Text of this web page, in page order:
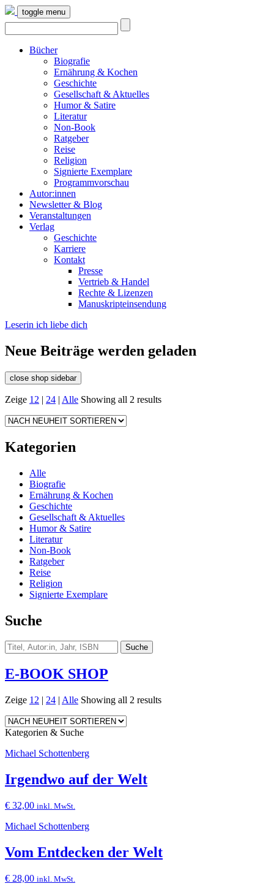
toggle menu
Bücher
Biografie
Ernährung & Kochen
Geschichte
Gesellschaft & Aktuelles
Humor & Satire
Literatur
Non-Book
Ratgeber
Reise
Religion
Signierte Exemplare
Programmvorschau
Autor:innen
Newsletter & Blog
Veranstaltungen
Verlag
Geschichte
Karriere
Kontakt
Presse
Vertrieb & Handel
Rechte & Lizenzen
Manuskripteinsendung
Leserin ich liebe dich
Neue Beiträge werden geladen
close shop sidebar
Zeige 12 | 24 | Alle Showing all 2 results
Kategorien
Alle
Biografie
Ernährung & Kochen
Geschichte
Gesellschaft & Aktuelles
Humor & Satire
Literatur
Non-Book
Ratgeber
Reise
Religion
Signierte Exemplare
Suche
E-BOOK SHOP
Zeige 12 | 24 | Alle Showing all 2 results
Kategorien & Suche
Michael Schottenberg
Irgendwo auf der Welt
€ 32,00 inkl. MwSt.
Michael Schottenberg
Vom Entdecken der Welt
€ 28,00 inkl. MwSt.